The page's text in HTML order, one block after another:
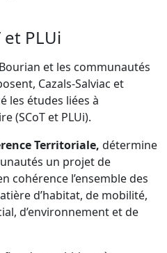
et PLUi
et les communautés
Cazals-Salviac et
les études liées à
(SCoT et PLUi).
Territoriale, détermine
un projet de
cohérence l’ensemble des
d’habitat, de mobilité,
d’environnement et de